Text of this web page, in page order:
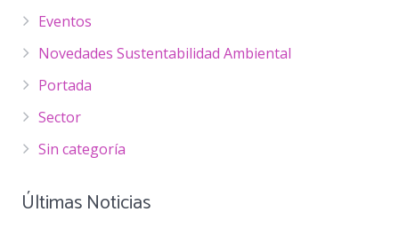
Eventos
Novedades Sustentabilidad Ambiental
Portada
Sector
Sin categoría
Últimas Noticias